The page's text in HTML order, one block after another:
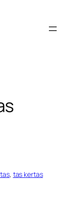
, tas kertas